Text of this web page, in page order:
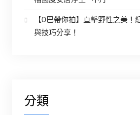
【O巴帶你拍】直擊野性之美！
與技巧分享！
分類